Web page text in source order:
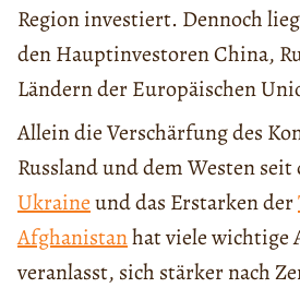
Region investiert. Dennoch
den Hauptinvestoren China,
Ländern der Europäischen
Allein die Verschärfung des
Russland und dem Westen seit
Ukraineund das Erstarken der
Afghanistanhat viele wichtige
veranlasst, sich stärker nach